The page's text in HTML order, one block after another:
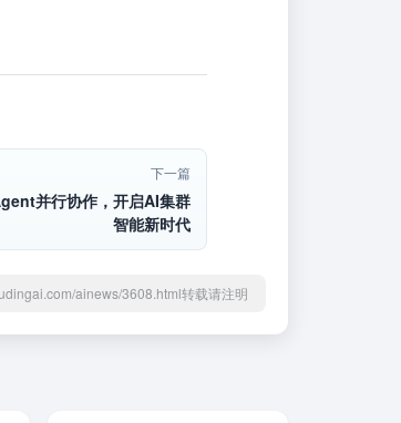
下一篇
并行协作，开启AI集群
智能新时代
ainews/3608.html转载请注明